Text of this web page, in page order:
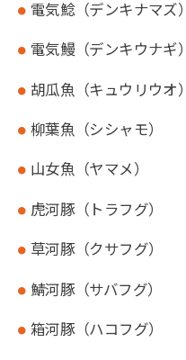
電気鯰（デンキナマズ）
電気鰻（デンキウナギ）
胡瓜魚（キュウリウオ）
柳葉魚（シシャモ）
山女魚（ヤマメ）
虎河豚（トラフグ）
草河豚（クサフグ）
鯖河豚（サバフグ）
箱河豚（ハコフグ）